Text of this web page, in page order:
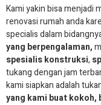
Kami yakin bisa menjadi
renovasi rumah anda
specialis dalam
yang berpengalaman,
spesialiskonstruksi,
tukang dengan jam
kami siapkan adalah
yang kami buat kokoh,